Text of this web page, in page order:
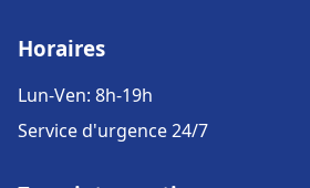
Horaires
Lun-Ven: 8h-19h
Service d'urgence 24/7